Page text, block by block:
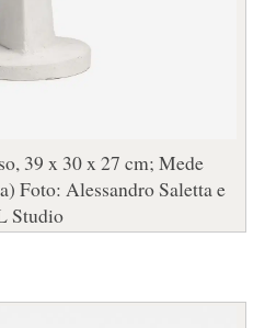
39 x 30 x 27 cm; Mede
Foto: Alessandro Saletta e
Studio